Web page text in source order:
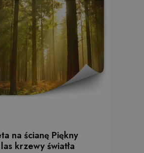
na ścianę Piękny
krzewy światła